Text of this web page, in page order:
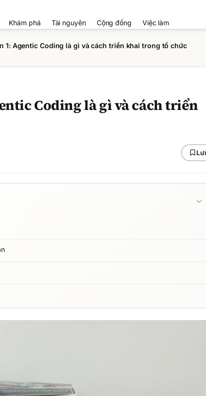
Khám phá Tài nguyên Cộng đồng Việc làm
1: Agentic Coding là gì và cách triển khai trong tổ chức
Coding là gì và cách triển